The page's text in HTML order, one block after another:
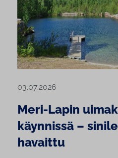
03.07.2026
Meri-Lapin
käynnissä –
havaittu